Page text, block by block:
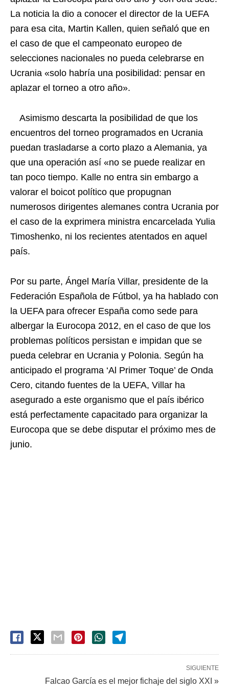
La noticia la dio a conocer el director de la UEFA
para esa cita, Martin Kallen, quien señaló que en
el caso de que el campeonato europeo de
selecciones nacionales no pueda celebrarse en
Ucrania «solo habría una posibilidad: pensar en
aplazar el torneo a otro año».
Asimismo descarta la posibilidad de que los
encuentros del torneo programados en Ucrania
puedan trasladarse a corto plazo a Alemania, ya
que una operación así «no se puede realizar en
tan poco tiempo. Kalle no entra sin embargo a
valorar el boicot político que propugnan
numerosos dirigentes alemanes contra Ucrania por
el caso de la exprimera ministra encarcelada Yulia
Timoshenko, ni los recientes atentados en aquel
país.
Por su parte, Ángel María Villar, presidente de la
Federación Española de Fútbol, ya ha hablado con
la UEFA para ofrecer España como sede para
albergar la Eurocopa 2012, en el caso de que los
problemas políticos persistan e impidan que se
pueda celebrar en Ucrania y Polonia. Según ha
anticipado el programa ‘Al Primer Toque’ de Onda
Cero, citando fuentes de la UEFA, Villar ha
asegurado a este organismo que el país ibérico
está perfectamente capacitado para organizar la
Eurocopa que se debe disputar el próximo mes de
junio.
SIGUIENTE
Falcao García es el mejor fichaje del siglo XXI »